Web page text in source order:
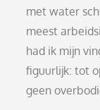
met water
meest
had ik mijn
figuurlijk: tot
geen